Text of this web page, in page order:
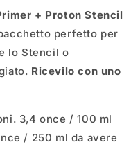
+ Proton Stencil
perfetto per
lo Stencil o
Ricevilo con uno
3,4 once / 100 ml
/ 250 ml da avere